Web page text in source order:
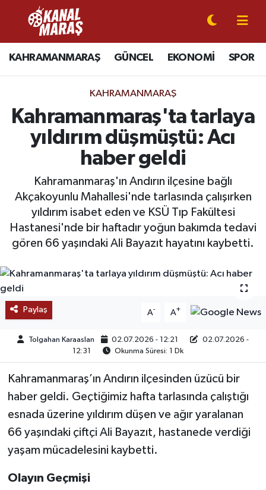
KAHRAMANMARAŞ GÜNCEL EKONOMİ SPOR
KAHRAMANMARAŞ
Kahramanmaraş'ta tarlaya
yıldırım düşmüştü: Acı
haber geldi
Kahramanmaraş'ın Andırın ilçesine bağlı
Akçakoyunlu Mahallesi'nde tarlasında çalışırken
yıldırım isabet eden ve KSÜ Tıp Fakültesi
Hastanesi'nde bir haftadır yoğun bakımda tedavi
gören 66 yaşındaki Ali Bayazıt hayatını kaybetti.
Paylaş A- A+
Tolgahan Karaaslan 02.07.2026 - 12:21
02.07.2026 -
12:31
Okunma Süresi: 1 Dk
Kahramanmaraş’ın Andırın ilçesinden üzücü bir
haber geldi. Geçtiğimiz hafta tarlasında çalıştığı
esnada üzerine yıldırım düşen ve ağır yaralanan
66 yaşındaki çiftçi Ali Bayazıt, hastanede verdiği
yaşam mücadelesini kaybetti.
Olayın Geçmişi
CANLI YAYIN
KAHRAMANMARAŞ
SPOR
EKONOMİ
GÜNDEM
EĞİTİM
KEŞFET
POPÜLER
DÜNYA
Kahramanmaraş Nöbetçi Eczaneler
Kahramanmaraş Hava Durumu
Kahramanmaraş Trafik Yoğunluk Haritası
Süper Lig Puan Durumu ve Fikstür
Tüm Manşetler
Son Dakika Haberleri